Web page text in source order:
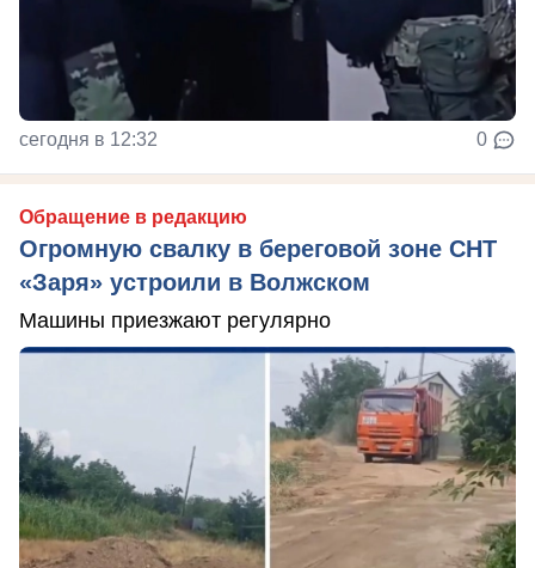
сегодня в 12:32 0
Обращение в редакцию
Огромную свалку в береговой зоне СНТ
«Заря» устроили в Волжском
Машины приезжают регулярно